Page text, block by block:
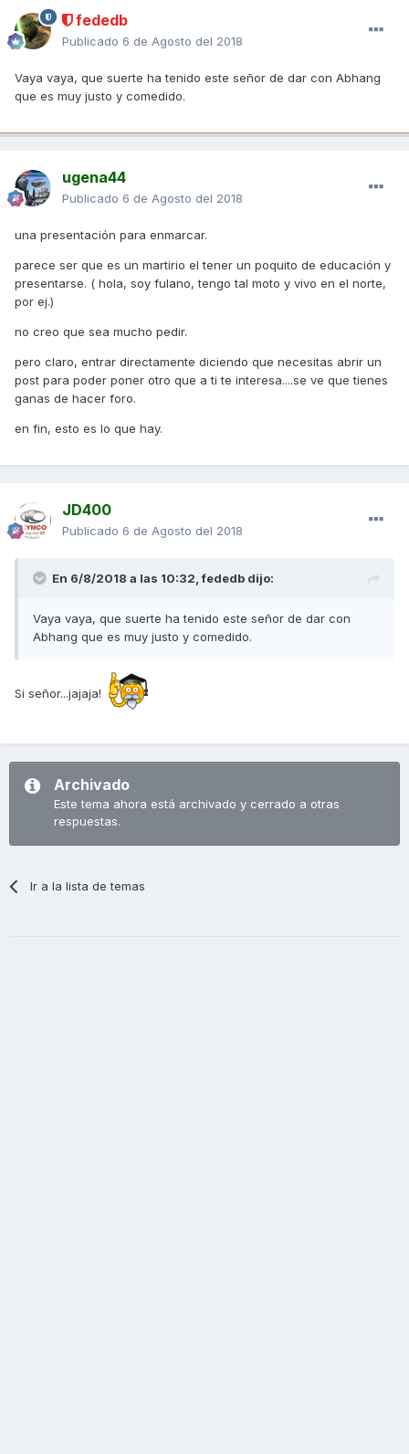
fededb
Publicado 6 de Agosto del 2018
Vaya vaya, que suerte ha tenido este señor de dar con Abhang
que es muy justo y comedido.
ugena44
Publicado 6 de Agosto del 2018
una presentación para enmarcar.
parece ser que es un martirio el tener un poquito de educación y
presentarse. ( hola, soy fulano, tengo tal moto y vivo en el norte,
por ej.)
no creo que sea mucho pedir.
pero claro, entrar directamente diciendo que necesitas abrir un
post para poder poner otro que a ti te interesa....se ve que tienes
ganas de hacer foro.
en fin, esto es lo que hay.
JD400
Publicado 6 de Agosto del 2018
En 6/8/2018 a las 10:32,fededb dijo:
Vaya vaya, que suerte ha tenido este señor de dar con
Abhang que es muy justo y comedido.
Si señor...jajaja!
Archivado
Este tema ahora está archivado y cerrado a otras
respuestas.
Ir a la lista de temas